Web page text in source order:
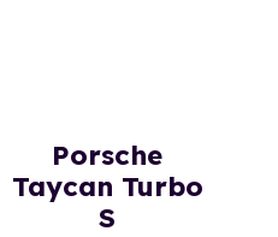
Porsche
Taycan Turbo
S